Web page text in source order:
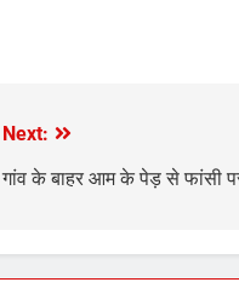
Next:
गांव के बाहर आम के पेड़ से फांसी